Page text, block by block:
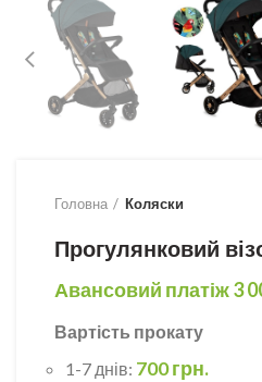
Головна Коляски
Прогулянковий
Авансовий платіж3
Вартість прокату
1-7 днів: 700 грн.